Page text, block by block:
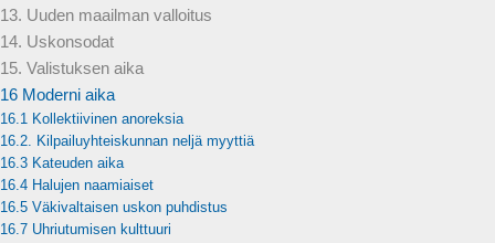
13. Uuden maailman valloitus
14. Uskonsodat
15. Valistuksen aika
16 Moderni aika
16.1 Kollektiivinen anoreksia
16.2. Kilpailuyhteiskunnan neljä myyttiä
16.3 Kateuden aika
16.4 Halujen naamiaiset
16.5 Väkivaltaisen uskon puhdistus
16.7 Uhriutumisen kulttuuri